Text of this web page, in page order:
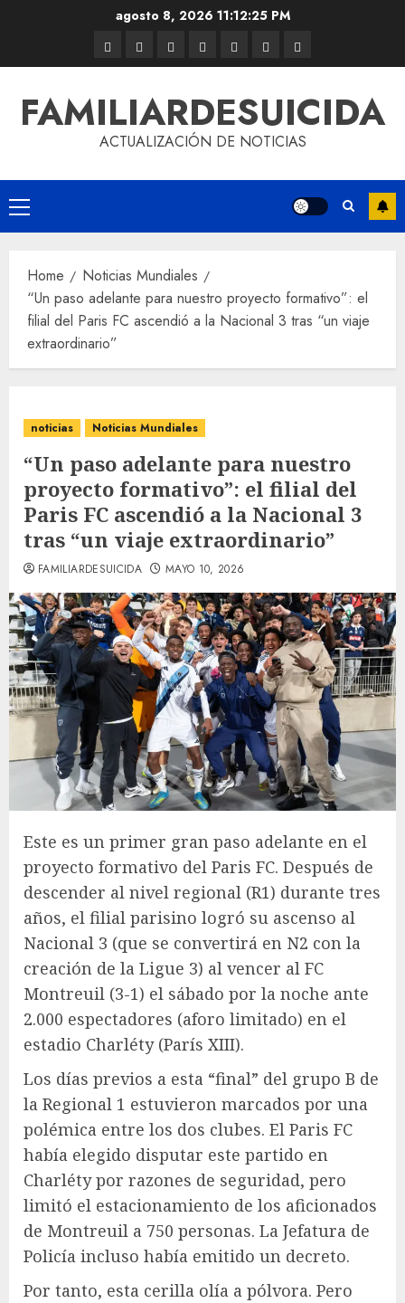
agosto 8, 2026 11:12:26 PM
FAMILIARDESUICIDA
ACTUALIZACIÓN DE NOTICIAS
Home
Noticias Mundiales
“Un paso adelante para nuestro proyecto formativo”: el
filial del Paris FC ascendió a la Nacional 3 tras “un viaje
extraordinario”
noticias Noticias Mundiales
“Un paso adelante para nuestro
proyecto formativo”: el filial del
Paris FC ascendió a la Nacional 3
tras “un viaje extraordinario”
FAMILIARDESUICIDA MAYO 10, 2026
Este es un primer gran paso adelante en el
proyecto formativo del Paris FC. Después de
descender al nivel regional (R1) durante tres
años, el filial parisino logró su ascenso al
Nacional 3 (que se convertirá en N2 con la
creación de la Ligue 3) al vencer al FC
Montreuil (3-1) el sábado por la noche ante
2.000 espectadores (aforo limitado) en el
estadio Charléty (París XIII).
Los días previos a esta “final” del grupo B de
la Regional 1 estuvieron marcados por una
polémica entre los dos clubes. El Paris FC
había elegido disputar este partido en
Charléty por razones de seguridad, pero
limitó el estacionamiento de los aficionados
de Montreuil a 750 personas. La Jefatura de
Policía incluso había emitido un decreto.
Por tanto, esta cerilla olía a pólvora. Pero